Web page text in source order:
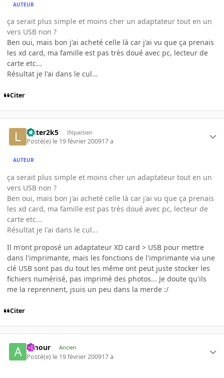
AUTEUR
ça serait plus simple et moins cher un adaptateur tout en un
vers USB non ?
Ben oui, mais bon j'ai acheté celle là car j'ai vu que ça prenais
les xd card, ma famille est pas très doué avec pc, lecteur de
carte etc...
Résultat je l'ai dans le cul...
Citer
Lister2k5 INpactien
Posté(e) le 19 février 200917 a
AUTEUR
ça serait plus simple et moins cher un adaptateur tout en un
vers USB non ?
Ben oui, mais bon j'ai acheté celle là car j'ai vu que ça prenais
les xd card, ma famille est pas très doué avec pc, lecteur de
carte etc...
Résultat je l'ai dans le cul...
Il m'ont proposé un adaptateur XD card > USB pour mettre
dans l'imprimante, mais les fonctions de l'imprimante via une
clé USB sont pas du tout les même ont peut juste stocker les
fichiers numérisé, pas imprimé des photos... Je doute qu'ils
me la reprennent, jsuis un peu dans la merde :/
Citer
Amour Ancien
Posté(e) le 19 février 200917 a